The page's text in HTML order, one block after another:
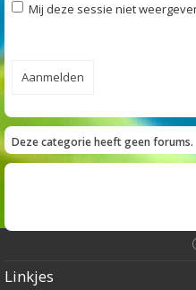
Mij deze sessie niet
Deze categorie heeft geen forums.
Linkjes